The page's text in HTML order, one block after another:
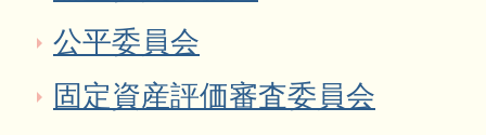
公平委員会
固定資産評価審査委員会